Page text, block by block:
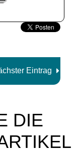
Eintrag
DIE